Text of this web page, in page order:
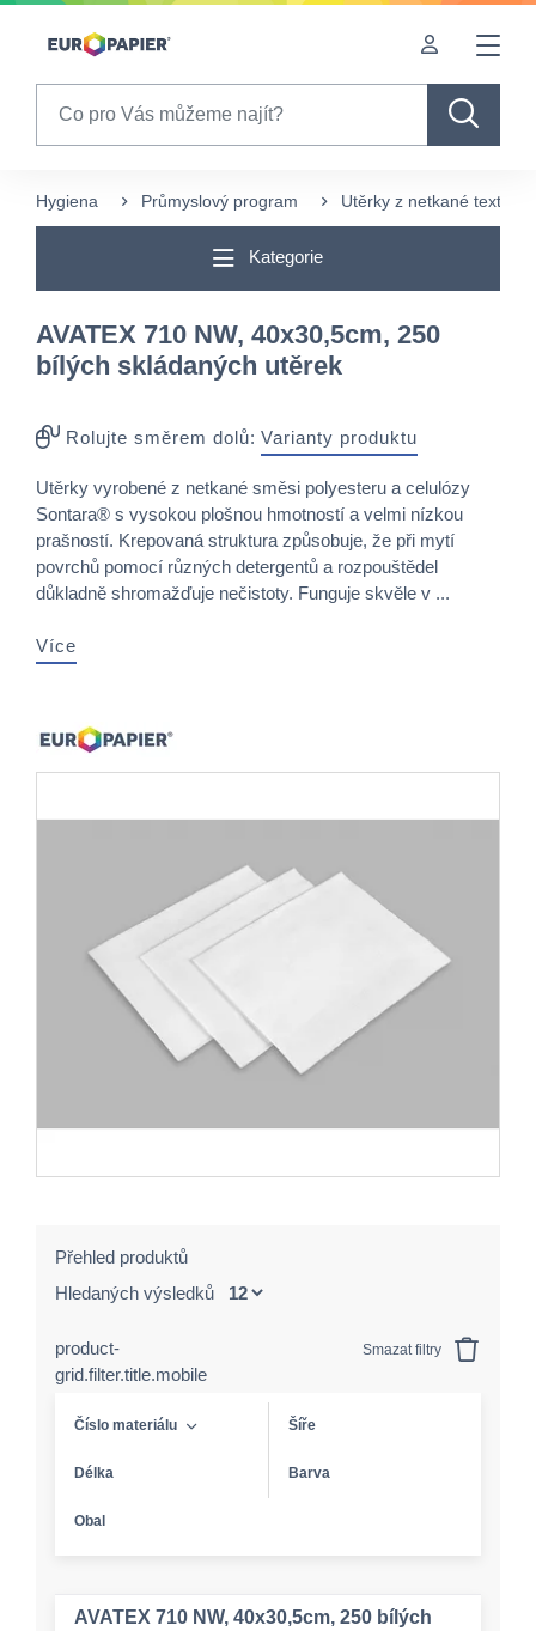
Table Of Content
Hygiena Průmyslový program Utěrky z netkané textílie
Kategorie
AVATEX 710 NW, 40x30,5cm, 250
bílých skládaných utěrek
Rolujte směrem dolů: Varianty produktu
Utěrky vyrobené z netkané směsi polyesteru a celulózy
Sontara® s vysokou plošnou hmotností a velmi nízkou
prašností. Krepovaná struktura způsobuje, že při mytí
povrchů pomocí různých detergentů a rozpouštědel
důkladně shromažďuje nečistoty. Funguje skvěle v ...
Více
Přehled produktů
Hledaných výsledků
product-
grid.filter.title.mobile
Smazat filtry
Číslo materiálu Šíře
Délka Barva
Obal
AVATEX 710 NW, 40x30,5cm, 250 bílých